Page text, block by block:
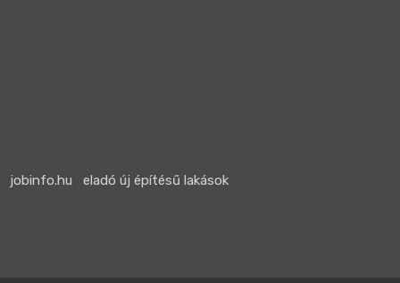
jobinfo.hu eladó új építésű lakások